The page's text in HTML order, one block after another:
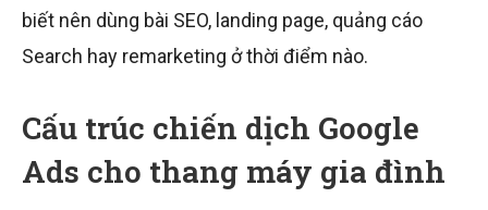
biết nên dùng bài SEO, landing page, quảng cáo
Search hay remarketing ở thời điểm nào.
Cấu trúc chiến dịch Google
Ads cho thang máy gia đình